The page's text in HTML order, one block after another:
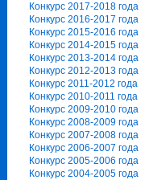
Конкурс 2017-2018 года
Конкурс 2016-2017 года
Конкурс 2015-2016 года
Конкурс 2014-2015 года
Конкурс 2013-2014 года
Конкурс 2012-2013 года
Конкурс 2011-2012 года
Конкурс 2010-2011 года
Конкурс 2009-2010 года
Конкурс 2008-2009 года
Конкурс 2007-2008 года
Конкурс 2006-2007 года
Конкурс 2005-2006 года
Конкурс 2004-2005 года